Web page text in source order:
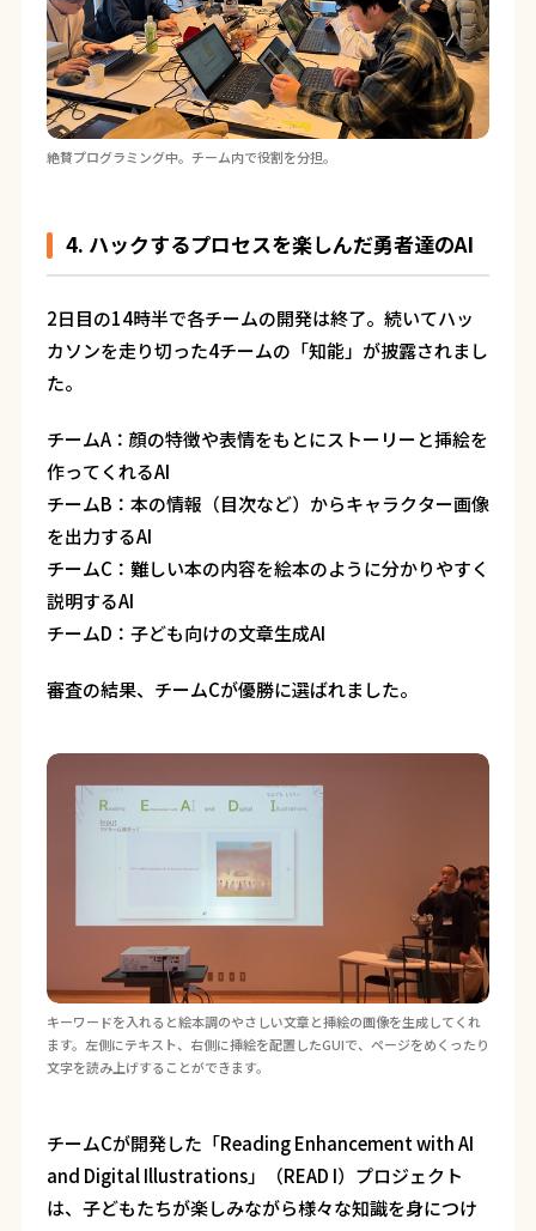
絶賛プログラミング中。チーム内で役割を分担。
4. ハックするプロセスを楽しんだ勇者達のAI
2日目の14時半で各チームの開発は終了。続いてハッ
カソンを走り切った4チームの「知能」が披露されまし
た。
チームA：顔の特徴や表情をもとにストーリーと挿絵を
作ってくれるAI
チームB：本の情報（目次など）からキャラクター画像
を出力するAI
チームC：難しい本の内容を絵本のように分かりやすく
説明するAI
チームD：子ども向けの文章生成AI
審査の結果、チームCが優勝に選ばれました。
キーワードを入れると絵本調のやさしい文章と挿絵の画像を生成してくれ
ます。左側にテキスト、右側に挿絵を配置したGUIで、ページをめくったり
文字を読み上げすることができます。
チームCが開発した「Reading Enhancement with AI
and Digital Illustrations」（READ I）プロジェクト
は、子どもたちが楽しみながら様々な知識を身につけ